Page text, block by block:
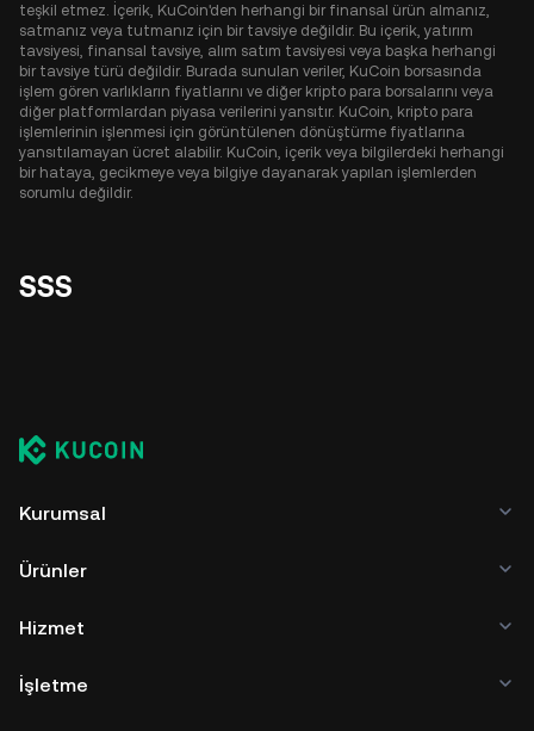
teşkil etmez. İçerik, KuCoin'den herhangi bir finansal ürün almanız,
satmanız veya tutmanız için bir tavsiye değildir. Bu içerik, yatırım
tavsiyesi, finansal tavsiye, alım satım tavsiyesi veya başka herhangi
bir tavsiye türü değildir. Burada sunulan veriler, KuCoin borsasında
işlem gören varlıkların fiyatlarını ve diğer kripto para borsalarını veya
diğer platformlardan piyasa verilerini yansıtır. KuCoin, kripto para
işlemlerinin işlenmesi için görüntülenen dönüştürme fiyatlarına
yansıtılamayan ücret alabilir. KuCoin, içerik veya bilgilerdeki herhangi
bir hataya, gecikmeye veya bilgiye dayanarak yapılan işlemlerden
sorumlu değildir.
SSS
Kurumsal
Ürünler
Hizmet
İşletme